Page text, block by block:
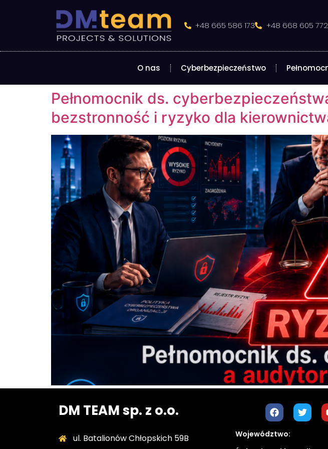
+48 665 586 173 +48 668 605 772
O nas Cyberbezpieczeństwo
Pełnomocnik ds.
bezstronność i ryzyko dla
DM TEAM sp. z o.o.
ul. Batalionów Chłopskich 59B
Województwo: